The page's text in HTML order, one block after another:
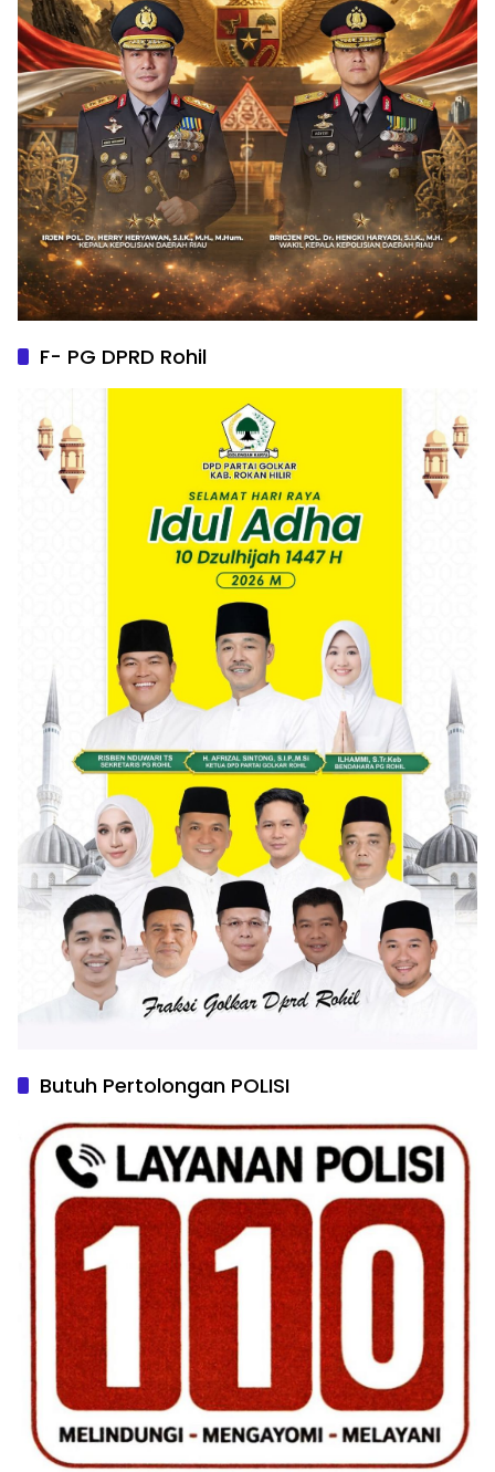
F- PG DPRD Rohil
Butuh Pertolongan POLISI